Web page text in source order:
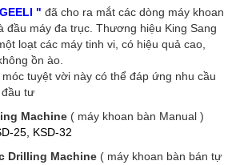
" đã cho ra mắt các dòng máy khoan
đầu máy đa trục. Thương hiệu King Sang
loạt các máy tinh vi, có hiệu quả cao,
ồn ào.
tuyệt vời này có thể đáp ứng nhu cầu
tư
Machine ( máy khoan bàn Manual )
25, KSD-32
Drilling Machine ( máy khoan bàn bán tự